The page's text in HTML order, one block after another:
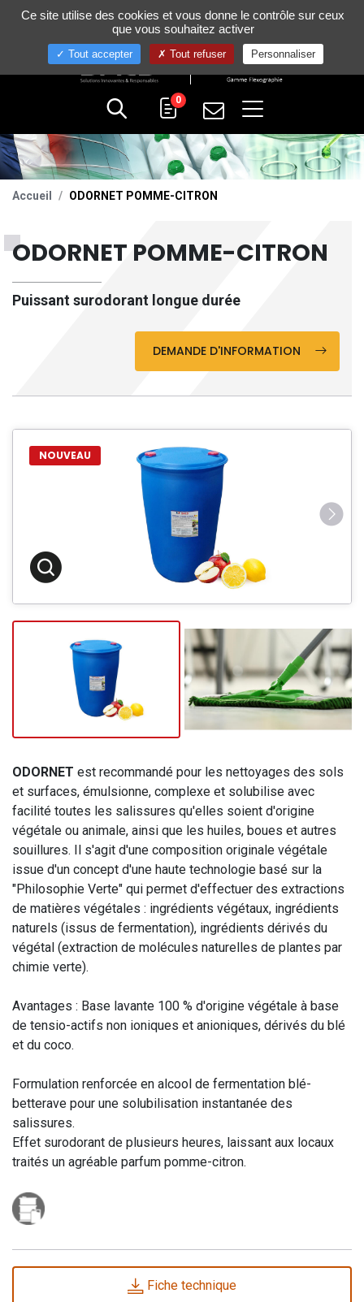
+33 (0)4 75 58 80 10
0
Accueil ODORNET POMME-CITRON
ODORNET POMME-CITRON
Puissant surodorant longue durée
DEMANDE D'INFORMATION
NOUVEAU
ODORNET est recommandé pour les nettoyages des sols
et surfaces, émulsionne, complexe et solubilise avec
facilité toutes les salissures qu'elles soient d'origine
végétale ou animale, ainsi que les huiles, boues et autres
souillures. Il s'agit d'une composition originale végétale
issue d'un concept d'une haute technologie basé sur la
"Philosophie Verte" qui permet d'effectuer des extractions
de matières végétales : ingrédients végétaux, ingrédients
naturels (issus de fermentation), ingrédients dérivés du
végétal (extraction de molécules naturelles de plantes par
chimie verte).
Avantages : Base lavante 100 % d'origine végétale à base
de tensio-actifs non ioniques et anioniques, dérivés du blé
et du coco.
Formulation renforcée en alcool de fermentation blé-
betterave pour une solubilisation instantanée des
salissures.
Effet surodorant de plusieurs heures, laissant aux locaux
traités un agréable parfum pomme-citron.
Fiche technique
Gestion de vos préférences sur les cookies
Ce site utilise des cookies et vous donne le contrôle sur ceux
que vous souhaitez activer
Tout accepter Tout refuser Personnaliser